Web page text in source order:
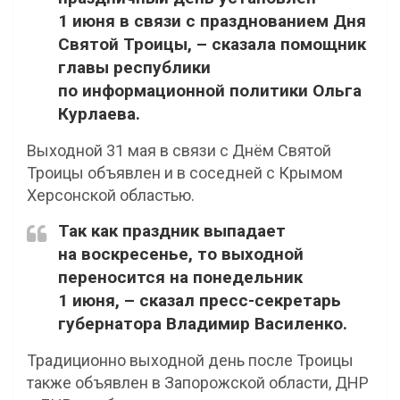
1 июня в связи с празднованием Дня
Святой Троицы, – сказала помощник
главы республики
по информационной политики Ольга
Курлаева.
Выходной 31 мая в связи с Днём Святой
Троицы объявлен и в соседней с Крымом
Херсонской областью.
Так как праздник выпадает
на воскресенье, то выходной
переносится на понедельник
1 июня, – сказал пресс-секретарь
губернатора Владимир Василенко.
Традиционно выходной день после Троицы
также объявлен в Запорожской области, ДНР